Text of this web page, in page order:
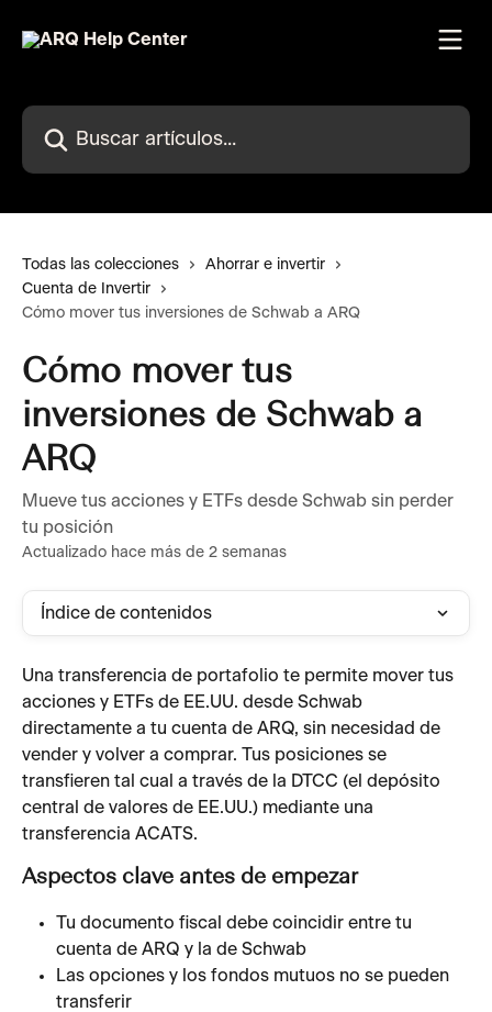
Buscar artículos...
Todas las colecciones
Ahorrar e invertir
Cuenta de Invertir
Cómo mover tus inversiones de Schwab a ARQ
Cómo mover tus
inversiones de Schwab a
ARQ
Mueve tus acciones y ETFs desde Schwab sin perder
tu posición
Actualizado hace más de 2 semanas
Índice de contenidos
Una transferencia de portafolio te permite mover tus
acciones y ETFs de EE.UU. desde Schwab
directamente a tu cuenta de ARQ, sin necesidad de
vender y volver a comprar. Tus posiciones se
transfieren tal cual a través de la DTCC (el depósito
central de valores de EE.UU.) mediante una
transferencia ACATS.
Aspectos clave antes de empezar
Tu documento fiscal debe coincidir entre tu
cuenta de ARQ y la de Schwab
Las opciones y los fondos mutuos no se pueden
transferir